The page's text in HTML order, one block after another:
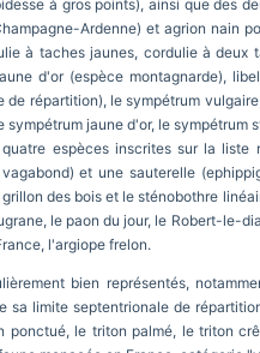
à gros points), ainsi que des
Ardenne) et agrion nain
à taches jaunes, cordulie à
d'or (espèce montagnarde),
répartition), le sympétrum
jaune d'or, le
espèces inscrites sur la
et une sauterelle
des bois et le sténobothre
le paon du jour, le Robert-le-
l'argiope frelon.
bien représentés,
sa limite septentrionale de
ponctué, le triton palmé, le triton